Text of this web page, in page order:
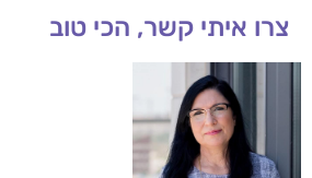
צרו איתי קשר, הכי טוב